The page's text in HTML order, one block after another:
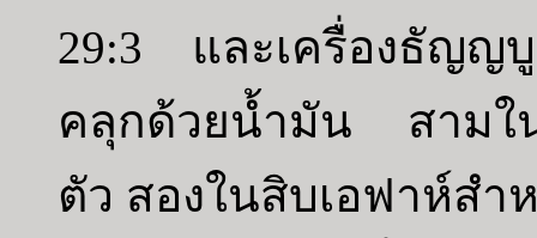
29:3 และเครื่องธัญญ
คลุกด้วยน้ำมัน สามใ
ตัว สองในสิบเอฟาห์สำ